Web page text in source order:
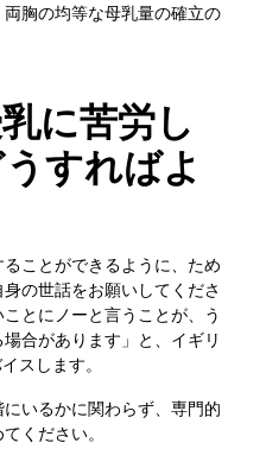
胸の均等な母乳量の確立の
に苦労し
すればよ
ことができるように、ため
の世話をお願いしてくださ
とにノーと言うことが、う
合があります」と、イギリ
スします。
いるかに関わらず、専門的
ください。